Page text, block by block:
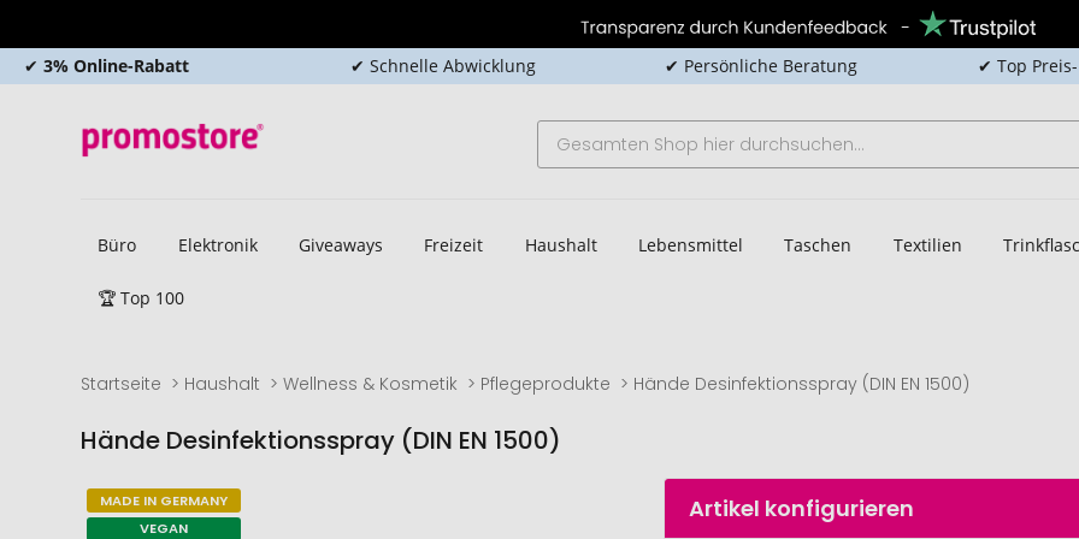
✔ 3% Online-Rabatt ✔ Schnelle Abwicklung ✔ Persönliche Beratung ✔ Top
Büro Elektronik Giveaways Freizeit Haushalt Lebensmittel Taschen Textilien
🏆 Top 100
Startseite Haushalt Wellness & Kosmetik Pflegeprodukte Hände Desinfektionsspray (DIN EN 1500)
Hände Desinfektionsspray (DIN EN 1500)
Zum
Ende
Zum
Anfang
MADE IN GERMANY
VEGAN
Artikel konfigurieren